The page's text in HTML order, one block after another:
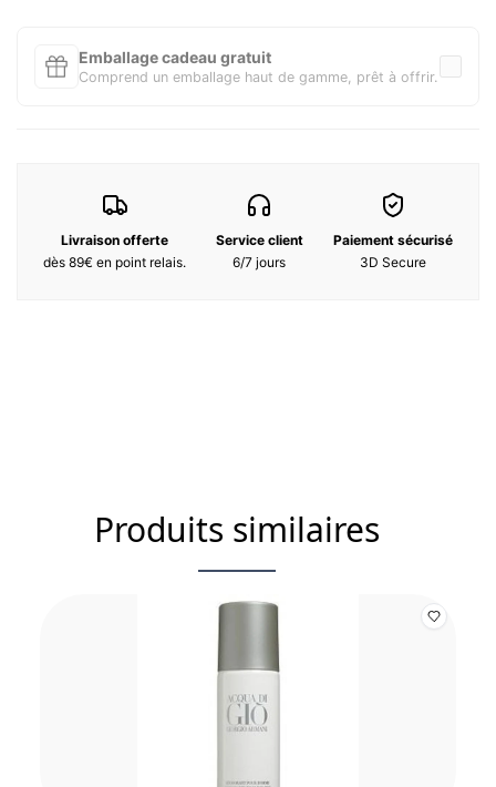
sources de sa puissance créatrice.
Emballage cadeau gratuit
Comprend un emballage haut de gamme, prêt à offrir.
Livraison offerte
dès 89€ en point relais.
Service client
6/7 jours
Paiement sécurisé
3D Secure
Produits similaires